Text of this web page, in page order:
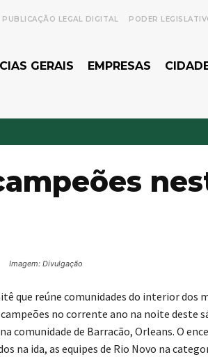
PUBLICAÇÃO LEGAL DIGITAL PODER
GERAIS EMPRESAS
Imagem: Divulgação
que reúne comunidades do interior dos
no corrente ano na noite deste
comunidade de Barracão, Orleans. O
ida, as equipes de Rio Novo na